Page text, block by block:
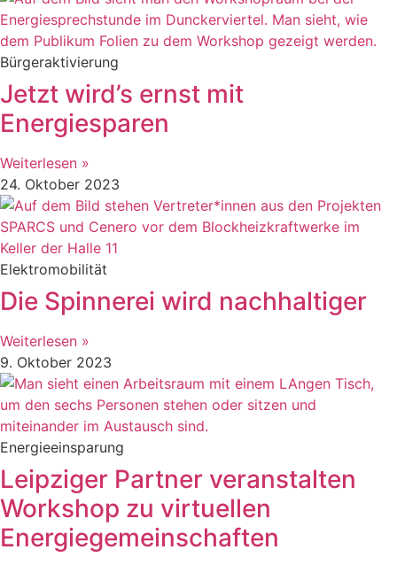
Bürgeraktivierung
Jetzt wird’s ernst mit
Energiesparen
Weiterlesen »
24. Oktober 2023
Elektromobilität
Die Spinnerei wird nachhaltiger
Weiterlesen »
9. Oktober 2023
Energieeinsparung
Leipziger Partner veranstalten
Workshop zu virtuellen
Energiegemeinschaften